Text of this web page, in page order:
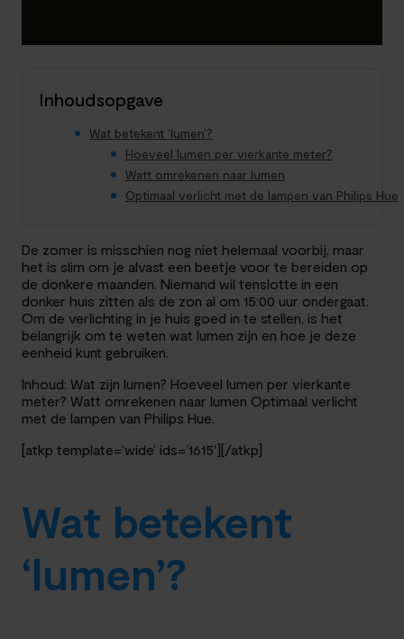
Inhoudsopgave
Wat betekent ‘lumen’?
Hoeveel lumen per vierkante meter?
Watt omrekenen naar lumen
Optimaal verlicht met de lampen van Philips Hue
De zomer is misschien nog niet helemaal voorbij, maar
het is slim om je alvast een beetje voor te bereiden op
de donkere maanden. Niemand wil tenslotte in een
donker huis zitten als de zon al om 15:00 uur ondergaat.
Om de verlichting in je huis goed in te stellen, is het
belangrijk om te weten wat lumen zijn en hoe je deze
eenheid kunt gebruiken.
Inhoud: Wat zijn lumen? Hoeveel lumen per vierkante
meter? Watt omrekenen naar lumen Optimaal verlicht
met de lampen van Philips Hue.
[atkp template=’wide’ ids=’1615′][/atkp]
Wat betekent
‘lumen’?